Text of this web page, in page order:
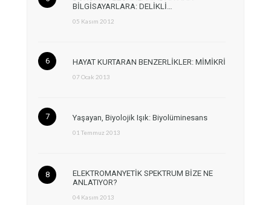
BİLGİSAYARLARA: DELİKLİ…
05 Kasım 2012
HAYAT KURTARAN BENZERLİKLER: MİMİKRİ
07 Ocak 2013
Yaşayan, Biyolojik Işık: Biyolüminesans
01 Temmuz 2013
ELEKTROMANYETİK SPEKTRUM BİZE NE
ANLATIYOR?
04 Kasım 2013